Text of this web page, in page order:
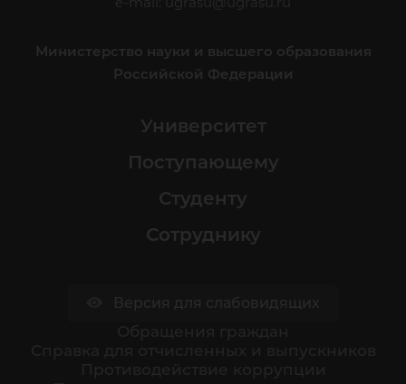
Министерство науки и высшего образования
Российской Федерации
Университет
Поступающему
Студенту
Сотруднику